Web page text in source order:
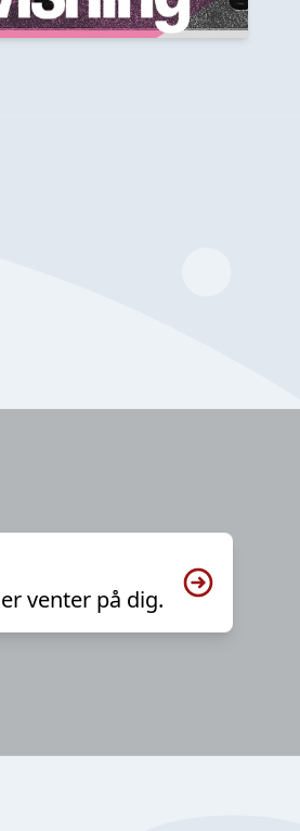
venter på dig.